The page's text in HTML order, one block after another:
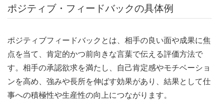
ポジティブ・フィードバックの具体例
ポジティブフィードバックとは、相手の良い面や成果に焦
点を当て、肯定的かつ前向きな言葉で伝える評価方法で
す。相手の承認欲求を満たし、自己肯定感やモチベーショ
ンを高め、強みや長所を伸ばす効果があり、結果として仕
事への積極性や生産性の向上につながります。